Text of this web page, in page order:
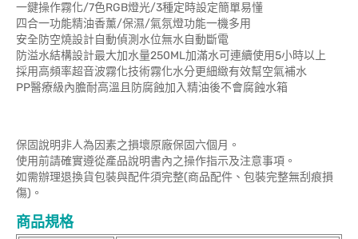
一鍵操作霧化/7色RGB燈光/3種定時設定簡單易懂
四合一功能精油香薰/保濕/氣氛燈功能一機多用
安全防空燒設計自動偵測水位無水自動斷電
防溢水結構設計最大加水量250ML加滿水可連續使用5小時以上
採用高頻率超音波霧化技術霧化水分更細緻有效幫空氣補水
PP醫療級內膽耐高溫且防腐蝕加入精油後不會腐蝕水箱
保固說明非人為因素之損壞原廠保固六個月。
使用前請確實遵從產品說明書內之操作指示及注意事項。
如需辦理退換貨包裝與配件須完整(商品配件、包裝完整無刮痕損
傷)。
商品規格